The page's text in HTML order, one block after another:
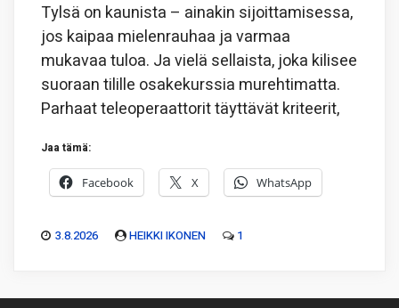
Tylsä on kaunista – ainakin sijoittamisessa,
jos kaipaa mielenrauhaa ja varmaa
mukavaa tuloa. Ja vielä sellaista, joka kilisee
suoraan tilille osakekurssia murehtimatta.
Parhaat teleoperaattorit täyttävät kriteerit,
Jaa tämä:
Facebook X WhatsApp
3.8.2026 HEIKKI IKONEN 1